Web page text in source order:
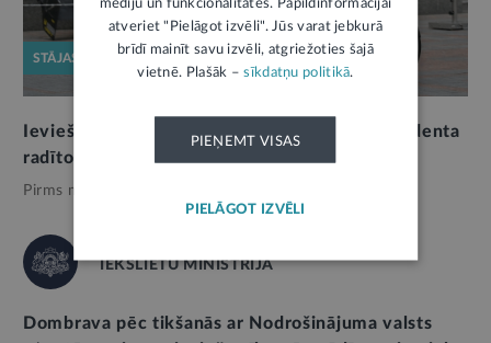
STĀJAS SPĒKĀ
Ievieš ārvalstu militārās darbības izraisīta incidenta
radīto zaudējumu kompensēšanas mehānismu
Pirms mēneša,
IEKŠLIETU MINISTRIJA
Dombrava pēc tikšanās ar Nodrošinājuma valsts
mediju un funkcionalitātes. Papildinformācijai
atveriet "Pielāgot izvēli". Jūs varat jebkurā
brīdī mainīt savu izvēli, atgriežoties šajā
vietnē. Plašāk –sīkdatņu politikā.
PIEŅEMT VISAS
PIELĀGOT IZVĒLI